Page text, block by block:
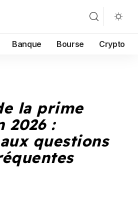
Banque Bourse Crypto
la prime
2026 :
questions